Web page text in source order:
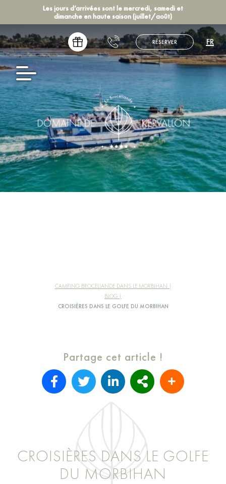
Les jours d’arrivées sont le mercredi, samedi et
dimanche en haute saison (juillet/août)
RÉSERVER FR
CAMPING BROCELIANDE DANS LE MORBIHAN
BLOG
CROISIÈRES DANS LE GOLFE DU MORBIHAN
Partage cet article !
CROISIÈRES DANS LE GOLFE
DU MORBIHAN